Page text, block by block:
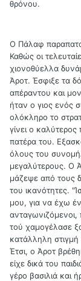
θρόνου.
Ο Πάλαφ
Καθώς οι
χιονοθύελλα
Άροτ. Έσφιξε τα
απέραντου και
ήταν ο γιος ενός
ολόκληρο το
γίνει ο
πατέρα του.
όλους του
μεγαλύτερους. Ο
μάζεψε από τους
του ικανότητες.
μου, για να έχω
τού χαμογέλασε
κατάλληλη στιγμή
Έτσι, ο Άροτ
είχε δικά του
γέρο βασιλιά και